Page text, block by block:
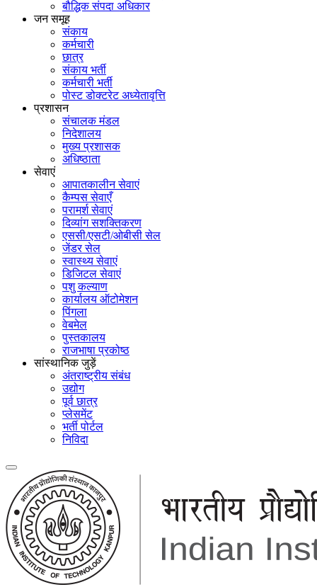
बौद्धिक संपदा अधिकार
जन समूह
संकाय
कर्मचारी
छात्र
संकाय भर्ती
कर्मचारी भर्ती
पोस्‍ट डोक्‍टरेट अध्‍येतावृत्ति
प्रशासन
संचालक मंडल
निदेशालय
मुख्य प्रशासक
अधिष्ठाता
सेवाएं
आपातकालीन सेवाएं
कैम्पस सेवाएँ
परामर्श सेवाएं
दिव्यांग सशक्तिकरण
एससी/एसटी/ओबीसी सेल
जेंडर सेल
स्वास्थ्य सेवाएं
डिजिटल सेवाएं
पशु कल्याण
कार्यालय ऑटोमेशन
पिंगला
वेबमेल
पुस्तकालय
राजभाषा प्रकोष्ठ
सांस्थानिक जुड़ें
अंतराष्ट्रीय संबंध
उद्योग
पूर्व छात्र
प्लेसमेंट
भर्ती पोर्टल
निविदा